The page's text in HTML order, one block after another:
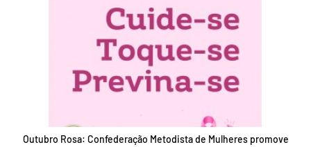
Outubro Rosa: Confederação Metodista de Mulheres promove